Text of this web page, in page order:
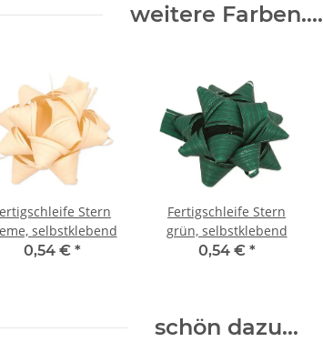
weitere Farben....
Stern
selbstklebend
0,54 € *
Fertigschleife Stern
grün, selbstklebend
0,54 € *
schön dazu...